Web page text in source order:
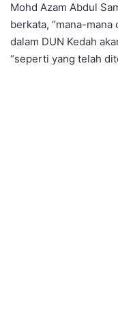
Mohd Azam Abdul
berkata, “mana-
dalam DUN Kedah
“seperti yang telah